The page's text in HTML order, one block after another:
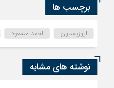
برچسب ها
اپوزیسیون احمد مسعود
نوشته های مشابه